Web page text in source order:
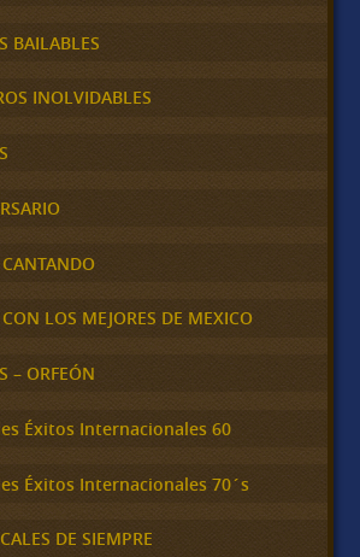
BAILABLES
INOLVIDABLES
LOS MEJORES DE MEXICO
– ORFEÓN
Éxitos Internacionales 60
Éxitos Internacionales 70´s
DE SIEMPRE